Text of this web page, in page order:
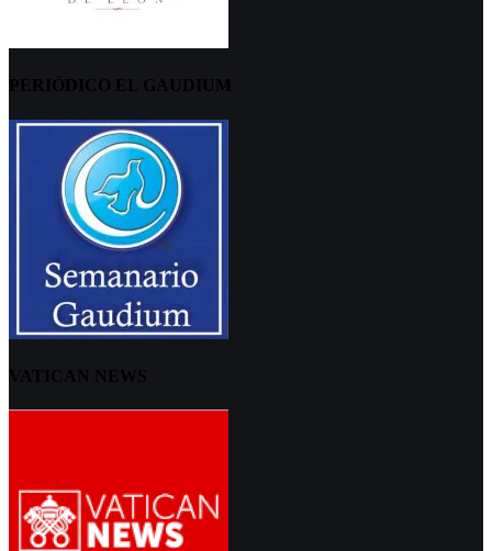
PERIÓDICO EL GAUDIUM
VATICAN NEWS